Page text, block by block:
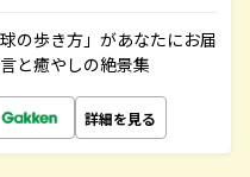
の歩き方」があなたにお届
と癒やしの絶景集
詳細を見る